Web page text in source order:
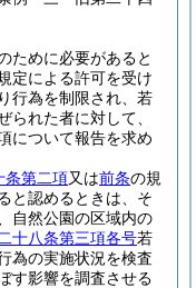
ために必要があると
定による許可を受け
行為を制限され、若
られた者に対して、
について報告を求め
条第二項又は前条の規
と認めるときは、そ
自然公園の区域内の
十八条第三項各号若
為の実施状況を検査
す影響を調査させる